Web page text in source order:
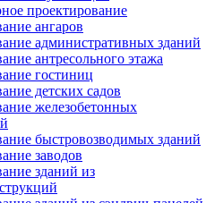
проектирование
ангаров
административных зданий
антресольного этажа
гостиниц
детских садов
железобетонных
быстровозводимых зданий
заводов
зданий из